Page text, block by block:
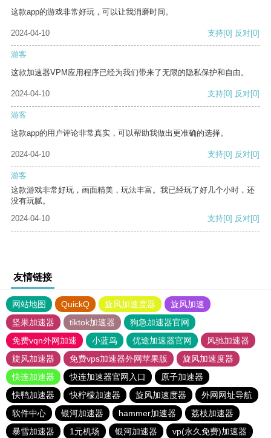
这款app的游戏非常好玩，可以让我消磨时间。
2024-04-10 支持[0] 反对[0]
游客
这款加速器VPM应用程序已经为我们带来了无限的隐私保护和自由。
2024-04-10 支持[0] 反对[0]
游客
这款app的用户评论非常真实，可以帮助我做出更准确的选择。
2024-04-10 支持[0] 反对[0]
游客
这款游戏非常好玩，画面精美，玩法丰富。我已经玩了好几个小时，还
没有玩腻。
2024-04-10
支持[0] 反对[0]
友情链接
网站地图 QuickQ 旋风加速度器
旋风加速
坚果加速器
tiktok加速器
狗急加速器官网
免费vqn外网加速
小蓝鸟 优途加速器官网
风驰加速器
旋风加速器
免费vps加速器外网苹果版
旋风加速度器
快连加速器
快连加速器官网入口
原子加速器
快鸭加速器
快柠檬加速器 旋风加速度器
外网网址导航
软件中心
银河加速器 hammer加速器
荔枝加速器
暴雪加速器
1元机场 银河加速器 vp(永久免费)加速器